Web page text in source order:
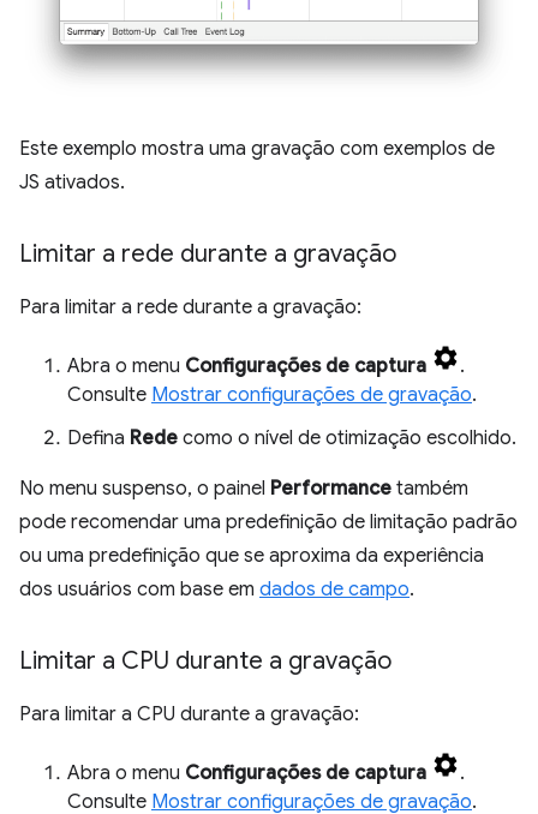
Este exemplo mostra uma gravação com exemplos de
JS ativados.
Limitar a rede durante a gravação
Para limitar a rede durante a gravação:
Abra o menu Configurações de captura
.
Consulte Mostrar configurações de gravação.
Defina Rede como o nível de otimização escolhido.
No menu suspenso, o painel Performance também
pode recomendar uma predefinição de limitação padrão
ou uma predefinição que se aproxima da experiência
dos usuários com base em dados de campo.
Limitar a CPU durante a gravação
Para limitar a CPU durante a gravação:
Abra o menu Configurações de captura
.
Consulte Mostrar configurações de gravação.